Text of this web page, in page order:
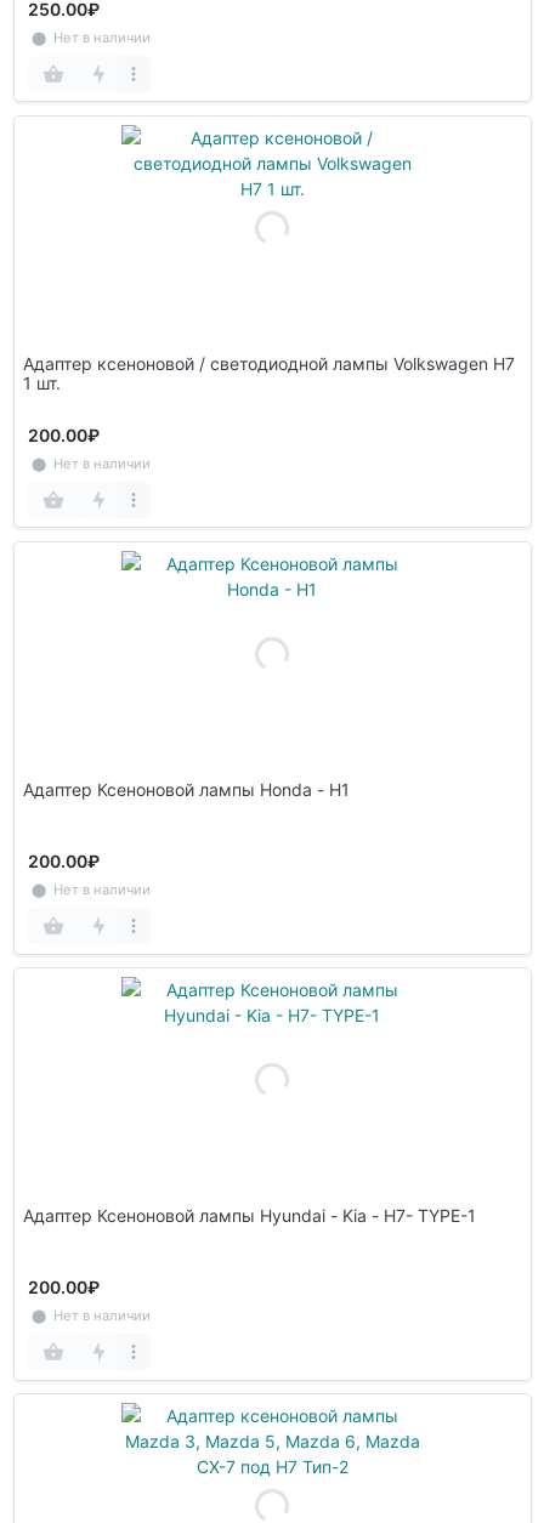
250.00₽
⬤ Нет в наличии
Адаптер ксеноновой / светодиодной лампы Volkswagen H7
1 шт.
200.00₽
⬤ Нет в наличии
Адаптер Ксеноновой лампы Honda - H1
200.00₽
⬤ Нет в наличии
Адаптер Ксеноновой лампы Hyundai - Kia - H7- TYPE-1
200.00₽
⬤ Нет в наличии